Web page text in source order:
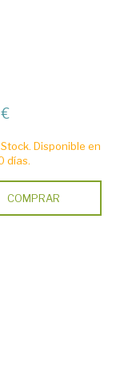
Disponible en
días.
COMPRAR